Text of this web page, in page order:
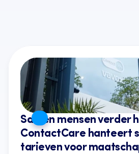
Samen mensen verder
ContactCare hanteert
tarieven voor